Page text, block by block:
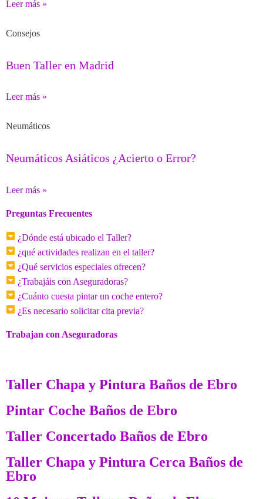
Leer más »
Consejos
Buen Taller en Madrid
Leer más »
Neumáticos
Neumáticos Asiáticos ¿Acierto o Error?
Leer más »
Preguntas Frecuentes
¿Dónde está ubicado el Taller?
¿qué actividades realizan en el taller?
¿Qué servicios especiales ofrecen?
¿Trabajáis con Aseguradoras?
¿Cuánto cuesta pintar un coche entero?
¿Es necesario solicitar cita previa?
Trabajan con Aseguradoras
Taller Chapa y Pintura Baños de Ebro
Pintar Coche Baños de Ebro
Taller Concertado Baños de Ebro
Taller Chapa y Pintura Cerca Baños de
Ebro